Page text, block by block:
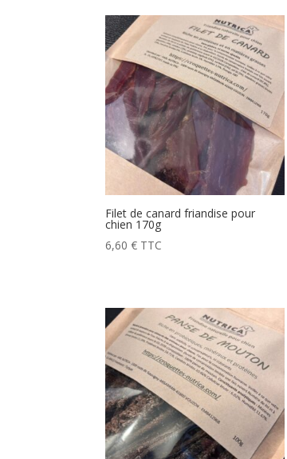
Filet de canard friandise pour
chien 170g
6,60 € TTC